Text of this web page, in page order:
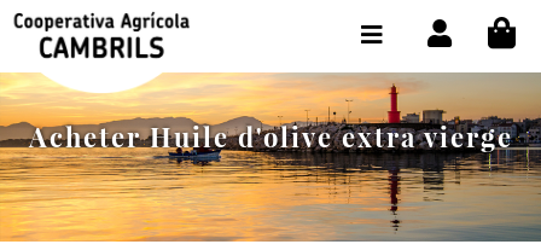
Acheter Huile d'olive extra vierge
BOUTIQUE ACHETER EN LIGNE
LA COOPÉRATIVE
OLEOTOUR
PRODUITS